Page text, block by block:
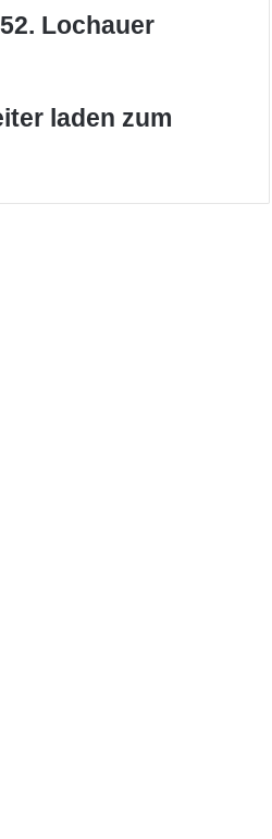
Lochauer
laden zum